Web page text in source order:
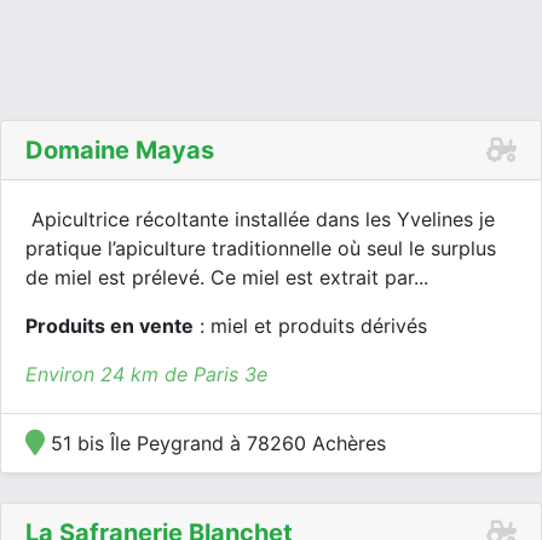
Domaine Mayas
Apicultrice récoltante installée dans les Yvelines je
pratique l’apiculture traditionnelle où seul le surplus
de miel est prélevé. Ce miel est extrait par...
Produits en vente : miel et produits dérivés
Environ 24 km de Paris 3e
51 bis Île Peygrand à 78260 Achères
La Safranerie Blanchet